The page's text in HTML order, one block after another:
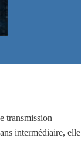
transmission
intermédiaire, elle